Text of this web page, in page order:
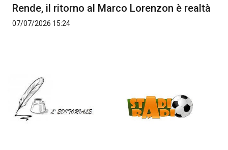
Rende, il ritorno al Marco Lorenzon è realtà
07/07/2026 15:24